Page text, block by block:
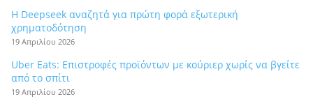
Η Deepseek αναζητά για πρώτη φορά εξωτερική
χρηματοδότηση
19 Απριλίου 2026
Uber Eats: Επιστροφές προϊόντων με κούριερ χωρίς να βγείτε
από το σπίτι
19 Απριλίου 2026